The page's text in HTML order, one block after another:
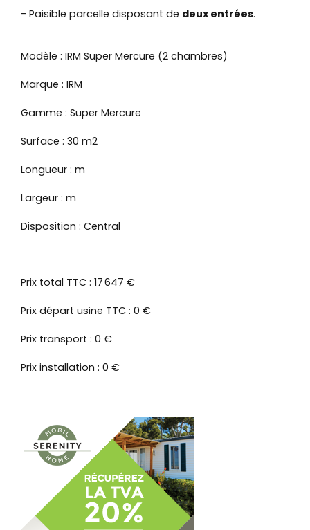
- Paisible parcelle disposant de deux entrées.
Modèle : IRM Super Mercure (2 chambres)
Marque : IRM
Gamme : Super Mercure
Surface : 30 m2
Longueur : m
Largeur : m
Disposition : Central
Prix total TTC : 17 647 €
Prix départ usine TTC : 0 €
Prix transport : 0 €
Prix installation : 0 €